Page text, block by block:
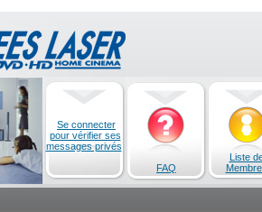
Se connecter
pour vérifier ses
messages privés
FAQ
Liste